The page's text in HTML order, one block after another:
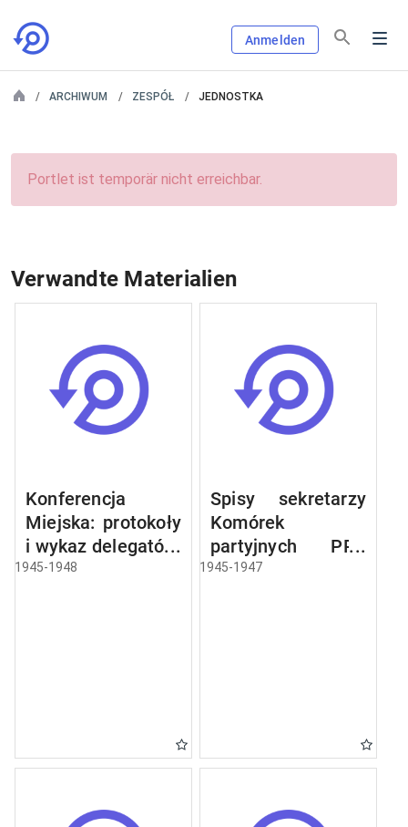
Anmelden
ARCHIWUM ZESPÓŁ JEDNOSTKA
Portlet ist temporär nicht erreichbar.
Verwandte Materialien
Konferencja
Miejska: protokoły
i wykaz delegatów,
sprawozdania,
1945-1948
Spisy sekretarzy
Komórek
partyjnych PPR
miasta Olsztyna
1945-1947